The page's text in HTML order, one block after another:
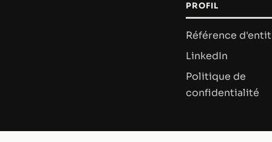
PROFIL
Référence
LinkedIn
Politique de
confidentialité